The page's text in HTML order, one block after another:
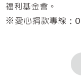
福利基金會。
※愛心捐款專線：